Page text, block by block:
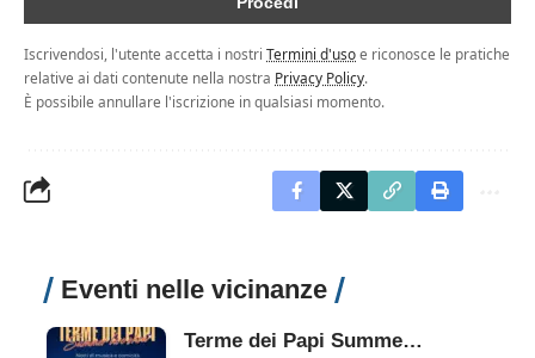
Iscrivendosi, l'utente accetta i nostri Termini d'usoe riconosce le pratiche
relative ai dati contenute nella nostra Privacy Policy.
È possibile annullare l'iscrizione in qualsiasi momento.
Eventi nelle vicinanze
Terme dei Papi Summer Live Show